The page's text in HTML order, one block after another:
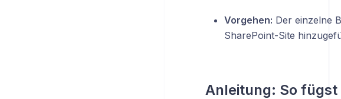
Vorgehen: Der einzelne
SharePoint-Site
Anleitung: So fügst